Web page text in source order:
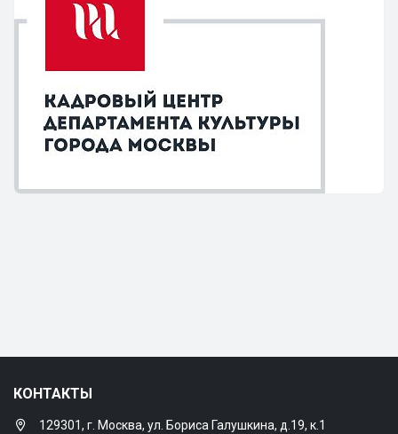
КОНТАКТЫ
129301, г. Москва, ул. Бориса Галушкина, д.19, к.1